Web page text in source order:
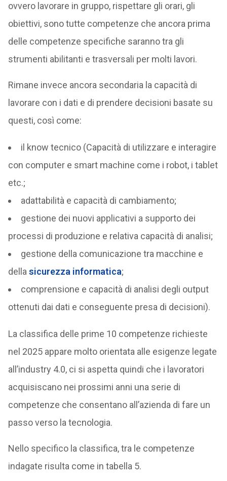
ovvero lavorare in gruppo, rispettare gli orari, gli
obiettivi, sono tutte competenze che ancora prima
delle competenze specifiche saranno tra gli
strumenti abilitanti e trasversali per molti lavori.
Rimane invece ancora secondaria la capacità di
lavorare con i dati e di prendere decisioni basate su
questi, così come:
il know tecnico (Capacità di utilizzare e interagire
con computer e smart machine come i robot, i tablet
etc.;
adattabilità e capacità di cambiamento;
gestione dei nuovi applicativi a supporto dei
processi di produzione e relativa capacità di analisi;
gestione della comunicazione tra macchine e
della sicurezza informatica;
comprensione e capacità di analisi degli output
ottenuti dai dati e conseguente presa di decisioni).
La classifica delle prime 10 competenze richieste
nel 2025 appare molto orientata alle esigenze legate
all’industry 4.0, ci si aspetta quindi che i lavoratori
acquisiscano nei prossimi anni una serie di
competenze che consentano all’azienda di fare un
passo verso la tecnologia.
Nello specifico la classifica, tra le competenze
indagate risulta come in tabella 5.